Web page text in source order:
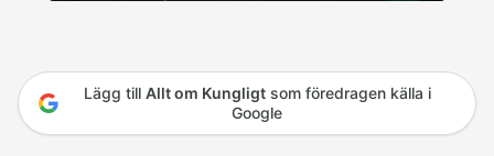
Lägg till Allt om Kungligtsom föredragen källa i
Google